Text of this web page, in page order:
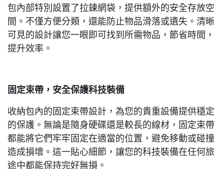
包內部特別設置了拉鍊網袋，提供額外的安全存放空
間。不僅方便分類，還能防止物品滑落或遺失。清晰
可見的設計讓您一眼即可找到所需物品，節省時間，
提升效率。
固定束帶，安全保護科技裝備
收納包內的固定束帶設計，為您的貴重設備提供穩定
的保護。無論是隨身硬碟還是較長的線材，固定束帶
都能將它們牢牢固定在適當的位置，避免移動或碰撞
造成損壞。這一貼心細節，讓您的科技裝備在任何旅
途中都能保持完好無損。